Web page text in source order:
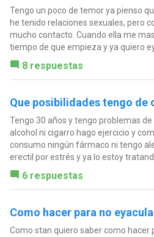
Tengo un poco de temor ya pienso
he tenido relaciones sexuales, pero
mucho contacto. Cuando ella me
tiempo de que empieza y ya quiero
8 respuestas
Que posibilidades tengo de
Tengo 30 años y tengo problemas
alcohol ni cigarro hago ejercicio y
consumo ningún fármaco ni tengo
erectil por estrés y ya lo estoy
6 respuestas
Como hacer para no
Como stan quiero saber como hacer